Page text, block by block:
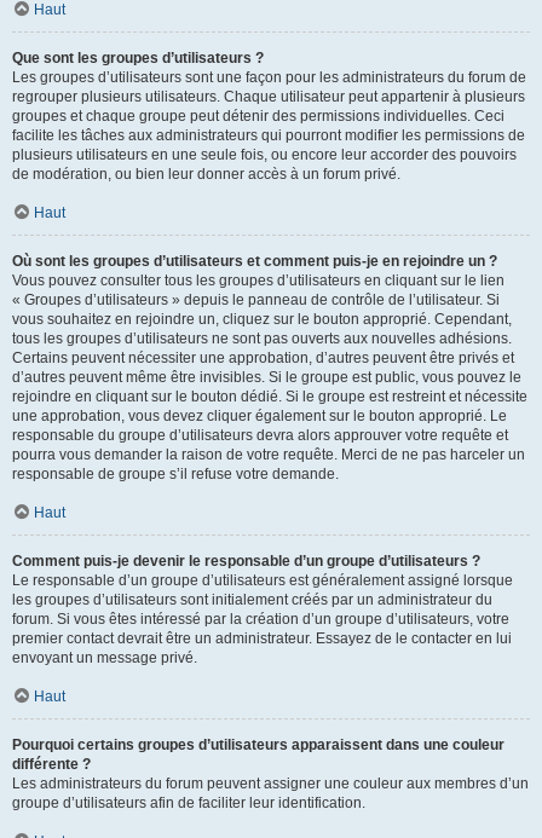
Haut
Que sont les groupes d’utilisateurs ?
Les groupes d’utilisateurs sont une façon pour les administrateurs du forum de
regrouper plusieurs utilisateurs. Chaque utilisateur peut appartenir à plusieurs
groupes et chaque groupe peut détenir des permissions individuelles. Ceci
facilite les tâches aux administrateurs qui pourront modifier les permissions de
plusieurs utilisateurs en une seule fois, ou encore leur accorder des pouvoirs
de modération, ou bien leur donner accès à un forum privé.
Haut
Où sont les groupes d’utilisateurs et comment puis-je en rejoindre un ?
Vous pouvez consulter tous les groupes d’utilisateurs en cliquant sur le lien
« Groupes d’utilisateurs » depuis le panneau de contrôle de l’utilisateur. Si
vous souhaitez en rejoindre un, cliquez sur le bouton approprié. Cependant,
tous les groupes d’utilisateurs ne sont pas ouverts aux nouvelles adhésions.
Certains peuvent nécessiter une approbation, d’autres peuvent être privés et
d’autres peuvent même être invisibles. Si le groupe est public, vous pouvez le
rejoindre en cliquant sur le bouton dédié. Si le groupe est restreint et nécessite
une approbation, vous devez cliquer également sur le bouton approprié. Le
responsable du groupe d’utilisateurs devra alors approuver votre requête et
pourra vous demander la raison de votre requête. Merci de ne pas harceler un
responsable de groupe s’il refuse votre demande.
Haut
Comment puis-je devenir le responsable d’un groupe d’utilisateurs ?
Le responsable d’un groupe d’utilisateurs est généralement assigné lorsque
les groupes d’utilisateurs sont initialement créés par un administrateur du
forum. Si vous êtes intéressé par la création d’un groupe d’utilisateurs, votre
premier contact devrait être un administrateur. Essayez de le contacter en lui
envoyant un message privé.
Haut
Pourquoi certains groupes d’utilisateurs apparaissent dans une couleur
différente ?
Les administrateurs du forum peuvent assigner une couleur aux membres d’un
groupe d’utilisateurs afin de faciliter leur identification.